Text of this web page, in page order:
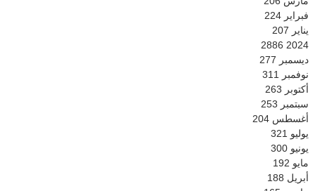
فبراير 224
يناير 207
2024
2886
ديسمبر 277
نوفمبر 311
أكتوبر 263
سبتمبر 253
أغسطس 204
يوليو 321
يونيو 300
مايو 192
أبريل 188